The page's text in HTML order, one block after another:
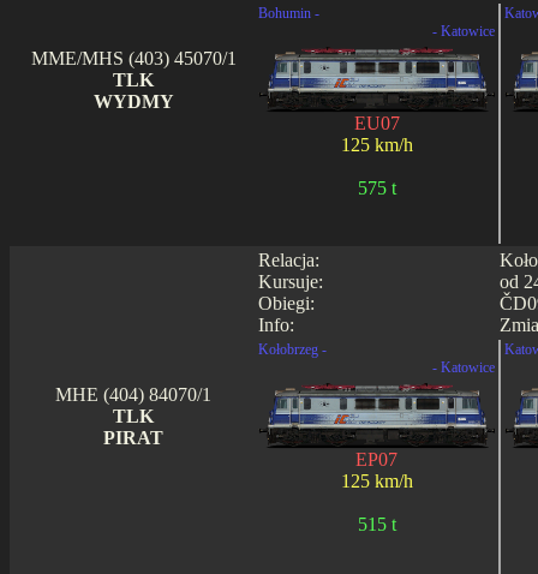
MME/MHS (403) 45070/1
TLK
WYDMY
Bohumin -
- Katowice
EU07
125 km/h
575 t
Relacja:
Kursuje:
Obiegi:
Info:
od
MHE (404) 84070/1
TLK
PIRAT
Kołobrzeg -
- Katowice
EP07
125 km/h
515 t